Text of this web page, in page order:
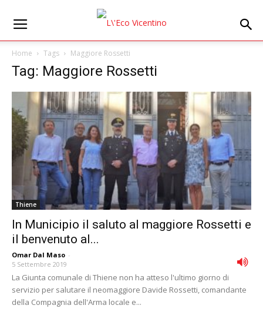
Home Tags Maggiore Rossetti
Tag: Maggiore Rossetti
Thiene
In Municipio il saluto al maggiore Rossetti e
il benvenuto al...
Omar Dal Maso -
5 Settembre 2019
La Giunta comunale di Thiene non ha atteso l'ultimo giorno di
servizio per salutare il neomaggiore Davide Rossetti, comandante
della Compagnia dell'Arma locale e...